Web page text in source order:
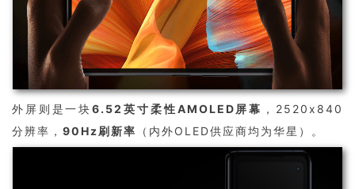
外屏则是一块6.52英寸柔性AMOLED屏幕 ，2520x840
分辨率， 90Hz刷新率 （内外OLED供应商均为华星）。